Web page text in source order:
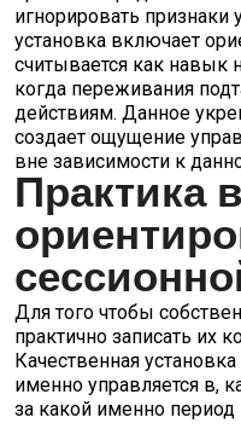
игнорировать признаки
установка включает
считывается как навык
когда переживания
действиям. Данное
создает ощущение
вне зависимости к
Практика
Для того чтобы
практично записать их
Качественная
именно управляется в,
за какой именно период